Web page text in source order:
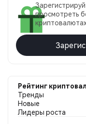
просмотреть
Рейтинг
Тренды
Новые
Лидеры роста